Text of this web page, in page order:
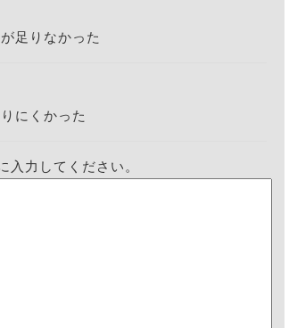
足りなかった
にくかった
入力してください。